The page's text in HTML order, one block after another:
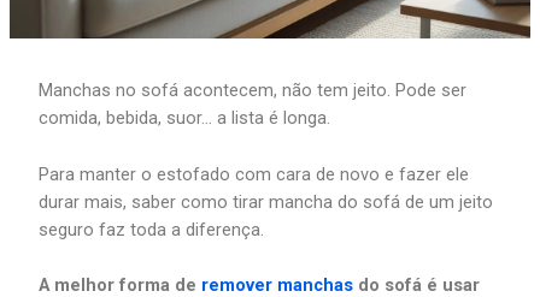
Manchas no sofá acontecem, não tem jeito. Pode ser
comida, bebida, suor… a lista é longa.
Para manter o estofado com cara de novo e fazer ele
durar mais, saber como tirar mancha do sofá de um jeito
seguro faz toda a diferença.
A melhor forma de remover manchas do sofá é usar